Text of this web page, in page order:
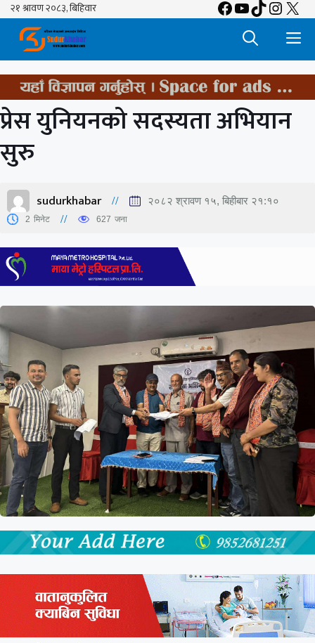
Skip
content
Facebook
YouTube
TikTok
X
प्रेस युनियनको सदस्यता अभियान
सुरु
sudurkhabar २०८२ श्रावण १५, बिहीबार २१:१०
2 मिनेट 627 जना